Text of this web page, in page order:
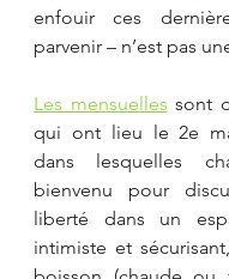
enfouir ces
parvenir – n’est pas
Les mensuelles sont
qui ont lieu le 2e
dans lesquelles
bienvenu pour
liberté dans un
intimiste et